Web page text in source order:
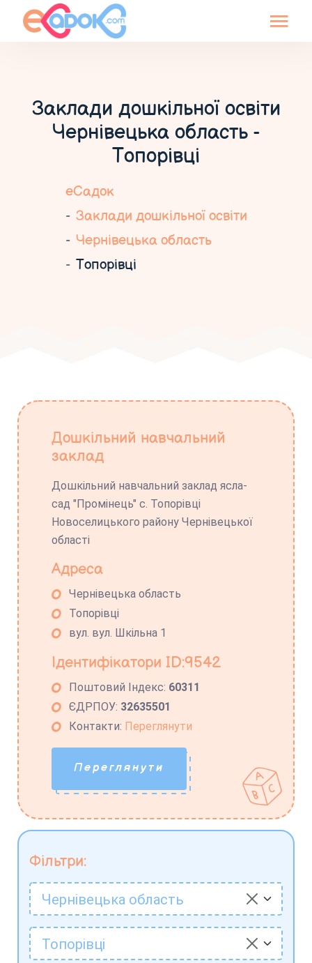
Заклади дошкільної освіти
Чернівецька область -
Топорівці
еСадок
Заклади дошкільної освіти
Чернівецька область
Топорівці
Фільтри:
Чернівецька область
Топорівці
Дошкільний навчальний
заклад
Дошкільний навчальний заклад ясла-
сад "Промінець" с. Топорівці
Новоселицького району Чернівецької
області
Адреса
Чернівецька область
Топорівці
вул. вул. Шкільна 1
Ідентифікатори ID:9542
Поштовий Індекс: 60311
ЄДРПОУ: 32635501
Контакти: Переглянути
Переглянути